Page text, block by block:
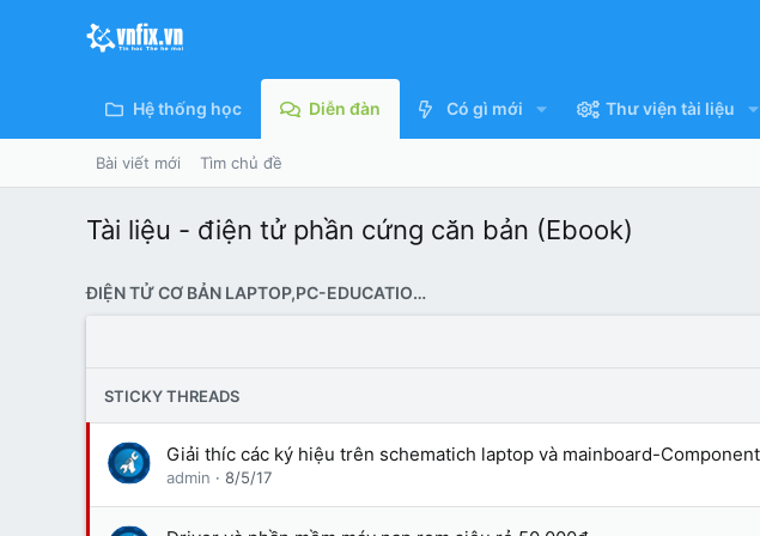
Hệ thống học Diễn đàn Có gì mới Thư viện tài liệu
Bài viết mới Tìm chủ đề
Tài liệu - điện tử phần cứng căn bản (Ebook)
ĐIỆN TỬ CƠ BẢN LAPTOP,PC-EDUCATIONAL KNOWLEDGE
STICKY THREADS
Giải thíc các ký hiệu trên schematich laptop và mainboard-
admin 8/5/17